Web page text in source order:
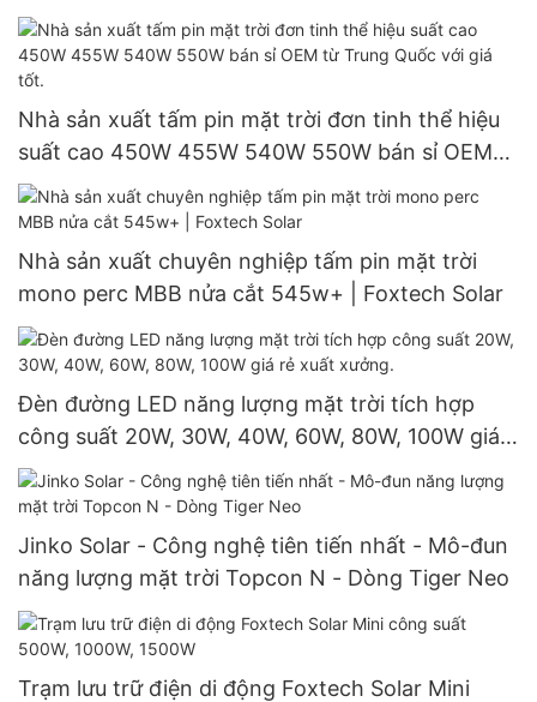
biến tần và lưu trữ lithium.
Nhà sản xuất tấm pin mặt trời đơn tinh thể hiệu
suất cao 450W 455W 540W 550W bán sỉ OEM
từ Trung Quốc với giá tốt.
Nhà sản xuất chuyên nghiệp tấm pin mặt trời
mono perc MBB nửa cắt 545w+ | Foxtech Solar
Đèn đường LED năng lượng mặt trời tích hợp
công suất 20W, 30W, 40W, 60W, 80W, 100W giá
rẻ xuất xưởng.
Jinko Solar - Công nghệ tiên tiến nhất - Mô-đun
năng lượng mặt trời Topcon N - Dòng Tiger Neo
Trạm lưu trữ điện di động Foxtech Solar Mini